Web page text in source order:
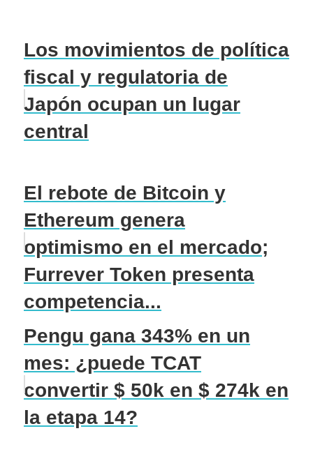
Los movimientos de política
fiscal y regulatoria de
Japón ocupan un lugar
central
El rebote de Bitcoin y
Ethereum genera
optimismo en el mercado;
Furrever Token presenta
competencia...
Pengu gana 343% en un
mes: ¿puede TCAT
convertir $ 50k en $ 274k en
la etapa 14?